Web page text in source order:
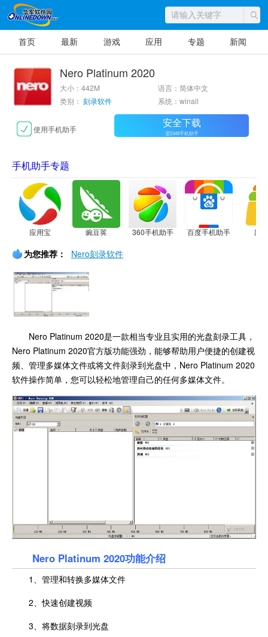
首页 最新 游戏 应用 专题 新闻
Nero Platinum 2020
大小：442M
语言：简体中文
类别： 刻录软件 系统：winall
使用手机助手 安全下载
需2345手机助手
手机助手专题
应用宝 豌豆荚 360手机助手 百度手机助手 应
为您推荐： Nero刻录软件
Nero Platinum 2020是一款相当专业且实用的光盘刻录工具，
Nero Platinum 2020官方版功能强劲，能够帮助用户便捷的创建视
频、管理多媒体文件或将文件刻录到光盘中，Nero Platinum 2020
软件操作简单，您可以轻松地管理自己的任何多媒体文件。
Nero Platinum 2020功能介绍
1、管理和转换多媒体文件
2、快速创建视频
3、将数据刻录到光盘